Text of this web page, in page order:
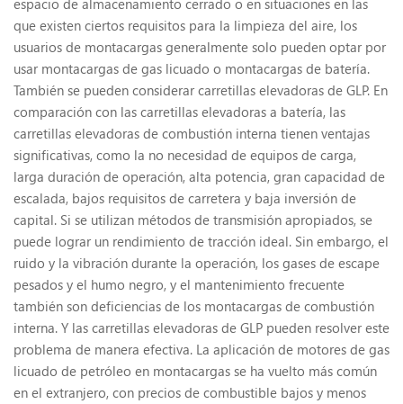
espacio de almacenamiento cerrado o en situaciones en las
que existen ciertos requisitos para la limpieza del aire, los
usuarios de montacargas generalmente solo pueden optar por
usar montacargas de gas licuado o montacargas de batería.
También se pueden considerar carretillas elevadoras de GLP. En
comparación con las carretillas elevadoras a batería, las
carretillas elevadoras de combustión interna tienen ventajas
significativas, como la no necesidad de equipos de carga,
larga duración de operación, alta potencia, gran capacidad de
escalada, bajos requisitos de carretera y baja inversión de
capital. Si se utilizan métodos de transmisión apropiados, se
puede lograr un rendimiento de tracción ideal. Sin embargo, el
ruido y la vibración durante la operación, los gases de escape
pesados ​​y el humo negro, y el mantenimiento frecuente
también son deficiencias de los montacargas de combustión
interna. Y las carretillas elevadoras de GLP pueden resolver este
problema de manera efectiva. La aplicación de motores de gas
licuado de petróleo en montacargas se ha vuelto más común
en el extranjero, con precios de combustible bajos y menos